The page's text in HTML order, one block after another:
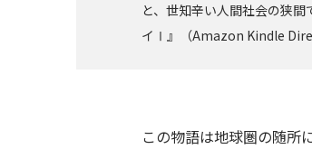
と、世知辛い人間社会の狭
イⅠ』（Amazon Kindle
この物語は地球圏の随所